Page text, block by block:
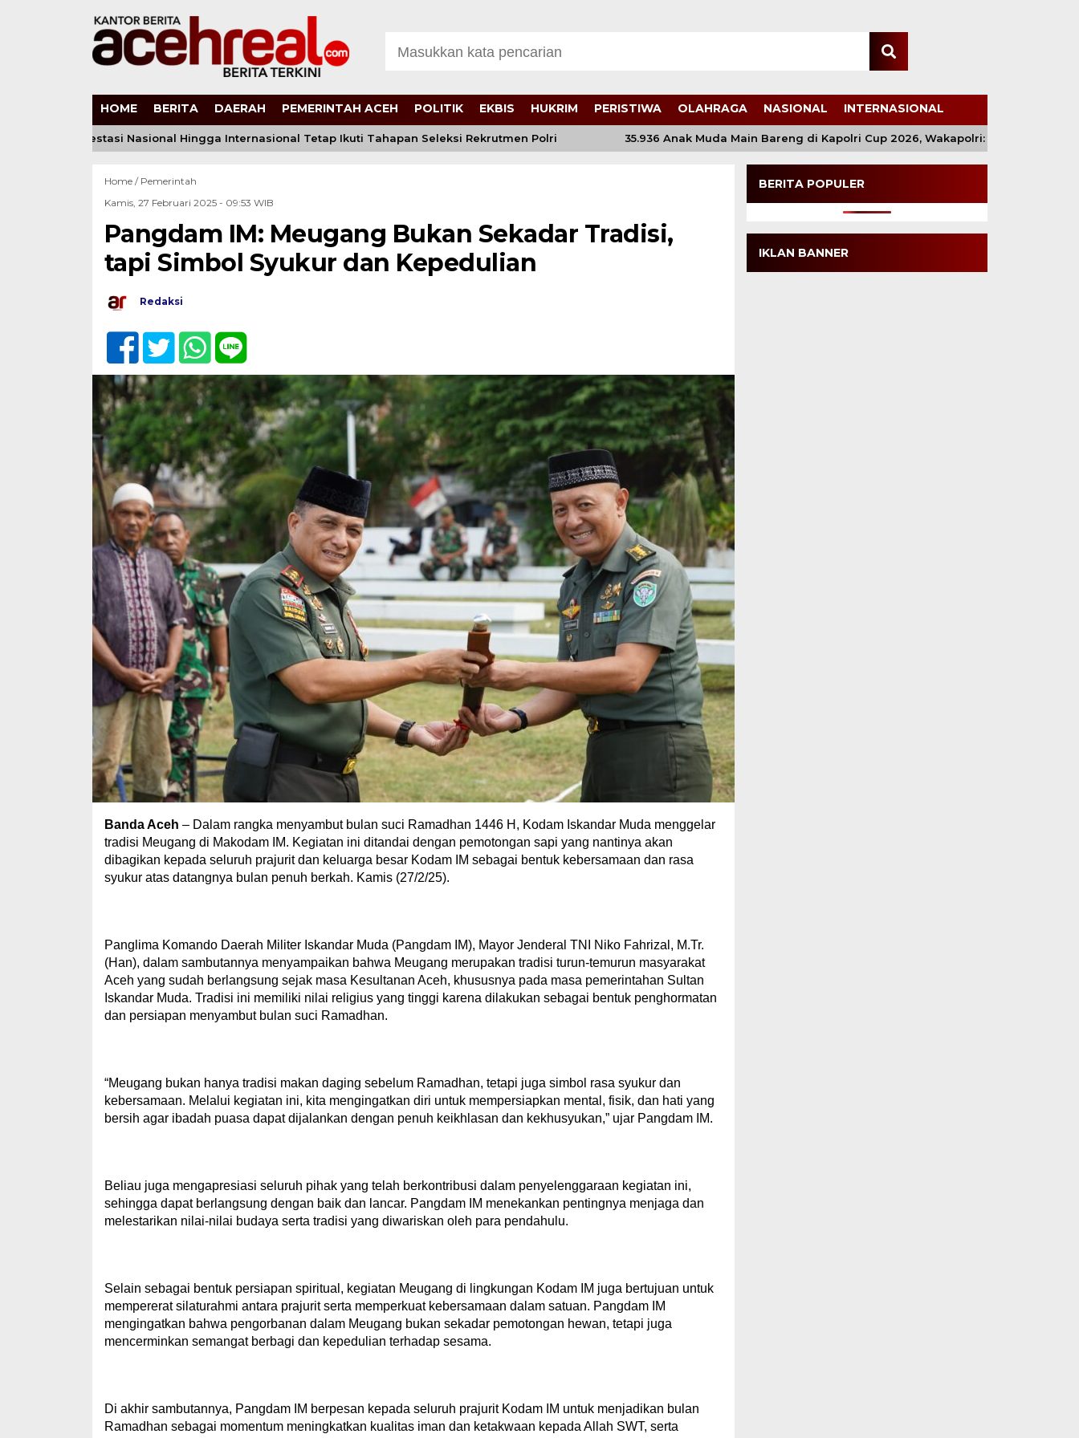
HOME BERITA DAERAH PEMERINTAH ACEH POLITIK EKBIS HUKRIM PERISTIWA OLAHRAGA NASIONAL INTERNASIONAL
Prestasi Nasional Hingga Internasional Tetap Ikuti Tahapan Seleksi Rekrutmen Polri 35.936 Anak Muda Main Bareng di Kapolri Cup 2026, Wakapolri: Jangan Cuma
Home / Pemerintah
Kamis, 27 Februari 2025 - 09:53 WIB
Pangdam IM: Meugang Bukan Sekadar Tradisi,
tapi Simbol Syukur dan Kepedulian
Redaksi
Banda Aceh – Dalam rangka menyambut bulan suci Ramadhan 1446 H, Kodam Iskandar Muda menggelar
tradisi Meugang di Makodam IM. Kegiatan ini ditandai dengan pemotongan sapi yang nantinya akan
dibagikan kepada seluruh prajurit dan keluarga besar Kodam IM sebagai bentuk kebersamaan dan rasa
syukur atas datangnya bulan penuh berkah. Kamis (27/2/25).
Panglima Komando Daerah Militer Iskandar Muda (Pangdam IM), Mayor Jenderal TNI Niko Fahrizal, M.Tr.
(Han), dalam sambutannya menyampaikan bahwa Meugang merupakan tradisi turun-temurun masyarakat
Aceh yang sudah berlangsung sejak masa Kesultanan Aceh, khususnya pada masa pemerintahan Sultan
Iskandar Muda. Tradisi ini memiliki nilai religius yang tinggi karena dilakukan sebagai bentuk penghormatan
dan persiapan menyambut bulan suci Ramadhan.
“Meugang bukan hanya tradisi makan daging sebelum Ramadhan, tetapi juga simbol rasa syukur dan
kebersamaan. Melalui kegiatan ini, kita mengingatkan diri untuk mempersiapkan mental, fisik, dan hati yang
bersih agar ibadah puasa dapat dijalankan dengan penuh keikhlasan dan kekhusyukan,” ujar Pangdam IM.
Beliau juga mengapresiasi seluruh pihak yang telah berkontribusi dalam penyelenggaraan kegiatan ini,
sehingga dapat berlangsung dengan baik dan lancar. Pangdam IM menekankan pentingnya menjaga dan
melestarikan nilai-nilai budaya serta tradisi yang diwariskan oleh para pendahulu.
Selain sebagai bentuk persiapan spiritual, kegiatan Meugang di lingkungan Kodam IM juga bertujuan untuk
mempererat silaturahmi antara prajurit serta memperkuat kebersamaan dalam satuan. Pangdam IM
mengingatkan bahwa pengorbanan dalam Meugang bukan sekadar pemotongan hewan, tetapi juga
mencerminkan semangat berbagi dan kepedulian terhadap sesama.
Di akhir sambutannya, Pangdam IM berpesan kepada seluruh prajurit Kodam IM untuk menjadikan bulan
Ramadhan sebagai momentum meningkatkan kualitas iman dan ketakwaan kepada Allah SWT, serta
BERITA POPULER
IKLAN BANNER